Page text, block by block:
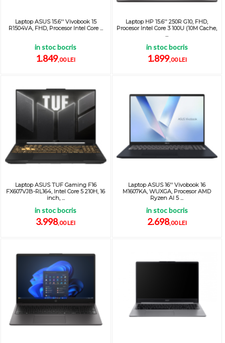
Laptop ASUS 15.6'' Vivobook 15
R1504VA, FHD, Procesor Intel Core ...
in stoc bocris
1.849,00 LEI
Laptop HP 15.6'' 250R G10, FHD,
Procesor Intel Core 3 100U (10M Cache,
in stoc bocris
1.899,00 LEI
Laptop ASUS TUF Gaming F16
FX607VJB-RL164, Intel Core 5 210H, 16
inch, ...
in stoc bocris
3.998,00 LEI
Laptop ASUS 16'' Vivobook 16
M1607KA, WUXGA, Procesor AMD
Ryzen AI 5 ...
in stoc bocris
2.698,00 LEI